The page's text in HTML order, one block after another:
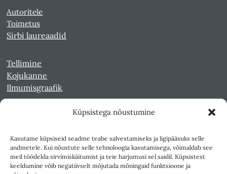
Küpsistega nõustumine
Kasutame küpsiseid seadme teabe salvestamiseks ja ligipääsuks selle
andmetele. Kui nõustute selle tehnoloogia kasutamisega, võimaldab see
meil töödelda sirvimiskäitumist ja teie harjumusi sel saidil. Küpsistest
keeldumine võib negatiivselt mõjutada mõningaid funktsioone ja
Autoritele
Toimetus
Sirbi laureaadid
Tellimine
Kojukanne
Ilmumisgraafik
Kultuurileht 1994-1997
Reede 1989-1990
Sirp ja Vasar 1940-1989